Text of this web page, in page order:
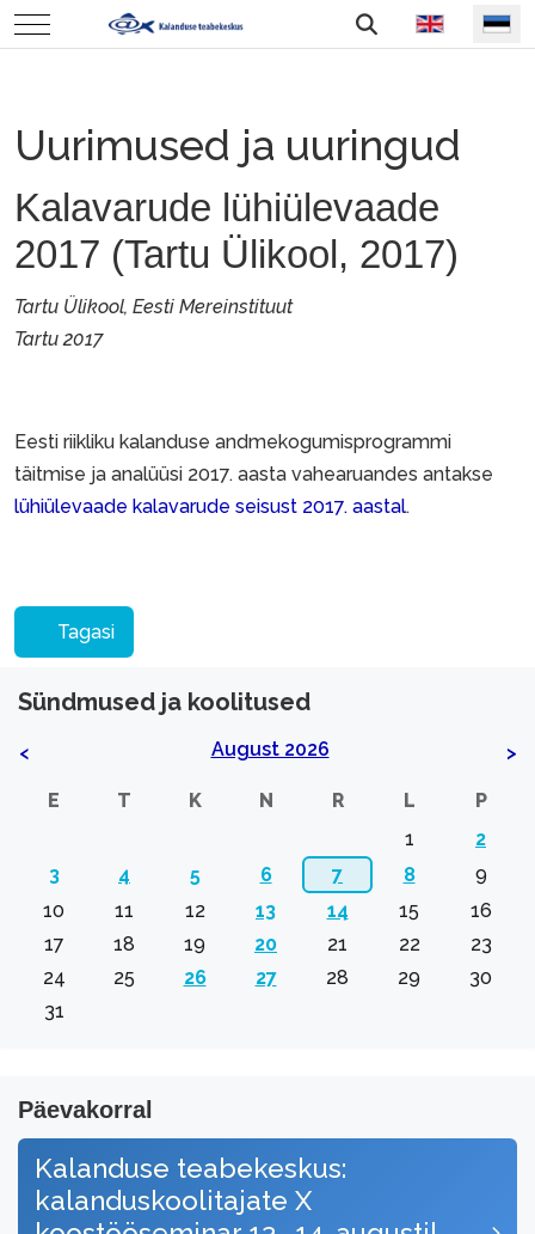
Mobile Menu Toggle Vali keel
Uurimused ja uuringud
Kalavarude lühiülevaade
2017 (Tartu Ülikool, 2017)
Tartu Ülikool, Eesti Mereinstituut
Tartu 2017
Eesti riikliku kalanduse andmekogumisprogrammi
täitmise ja analüüsi 2017. aasta vahearuandes antakse
lühiülevaade kalavarude seisust 2017. aastal.
Tagasi
Sündmused ja koolitused
< August 2026 >
E T K N R L
P
1
2
3
4 5 6 7 8
9
10
11 12 13 14 15
16
17
18 19 20 21 22
23
24
25 26 27 28 29
30
31
Päevakorral
Kalanduse teabekeskus:
kalanduskoolitajate X